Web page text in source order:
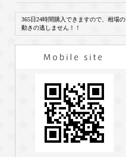
365日24時間購入できますので、相場の
動きの逃しません！！